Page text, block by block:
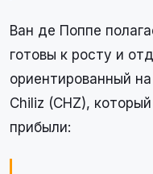
Ван де Поппе
готовы к росту и
ориентированный
Chiliz (CHZ),
прибыли: